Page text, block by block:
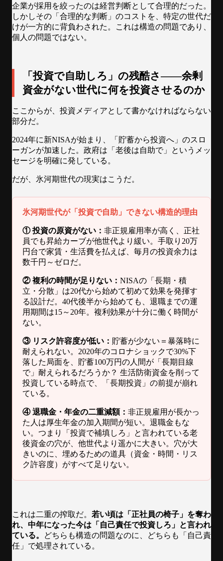
企業が採用を絞ったのは経営判断として合理的だった。
しかしその「合理的な判断」のコストを、特定の世代だ
けが一方的に背負わされた。これは構造の問題であり、
個人の問題ではない。
「投資で自助しろ」の残酷さ——余剰
資金がない世代に何を投資させるのか
ここからが、投資メディアとして書かなければならない
部分だ。
2024年に新NISAが始まり、「貯蓄から投資へ」のスロ
ーガンが加速した。政府は「老後は自助で」というメッ
セージを明確に発している。
だが、氷河期世代の現実はこうだ。
氷河期世代が「投資で自助」できない構造的理由
① 投資の原資がない： 非正規雇用率が高く、正社
員でも昇給カーブが他世代より緩い。手取り20万
円台で家賃・生活費を払えば、毎月の投資余力は
数千円～ゼロだ。
② 複利の時間が足りない： NISAの「長期・積
立・分散」は20代から始めて初めて効果を発揮す
る設計だ。40代後半から始めても、退職までの運
用期間は15～20年。複利効果が十分に働く時間が
ない。
③ リスク許容度が低い： 貯蓄が少ない＝暴落時に
耐えられない。2020年のコロナショックで30%下
落した局面を、貯蓄100万円の人間が「長期目線
で」耐えられるだろうか？ 生活防衛資金を削って
投資している時点で、「長期投資」の前提が崩れ
ている。
④ 退職金・年金の二重減額： 非正規雇用が長かっ
た人は厚生年金の加入期間が短い。退職金もな
い。つまり「投資で補填しろ」と言われている老
後資金の穴が、他世代より遥かに大きい。穴が大
きいのに、埋めるための道具（資金・時間・リス
ク許容度）がすべて足りない。
これは二重の搾取だ。 若い頃は「正社員の椅子」を奪わ
れ、中年になった今は「自己責任で投資しろ」と言われ
ている。
どちらも構造の問題なのに、どちらも「自己責
任」で処理されている。